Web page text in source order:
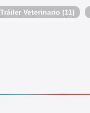
Tráiler Veterinario (11)